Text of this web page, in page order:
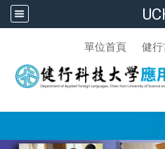
單位首頁 健